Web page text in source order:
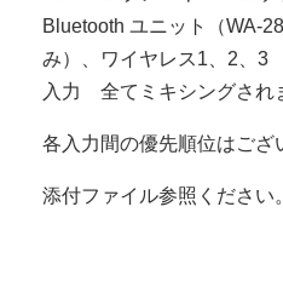
Bluetooth ユニット（WA-
み）、ワイヤレス1、2、
入力 全てミキシングされ
各入力間の優先順位はござ
添付ファイル参照ください。